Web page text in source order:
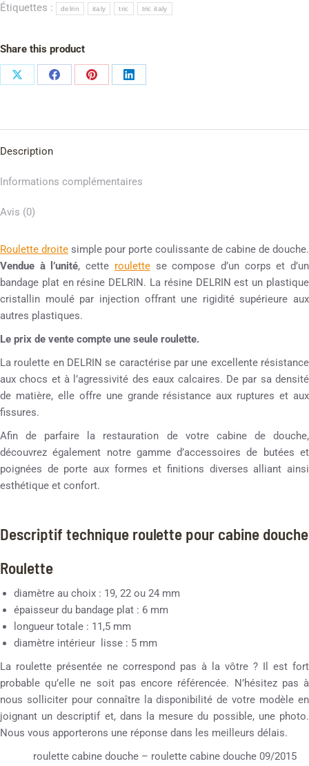
Étiquettes :
delrin italy tric tric italy
Share this product
Description
Informations complémentaires
Avis (0)
Roulette droite simple pour porte coulissante de cabine de douche.
Vendue à l’unité, cette roulettese compose d’un corps et d’un
bandage plat en résine DELRIN. La résine DELRIN est un plastique
cristallin moulé par injection offrant une rigidité supérieure aux
autres plastiques.
Le prix de vente compte une seule roulette.
La roulette en DELRIN se caractérise par une excellente résistance
aux chocs et à l’agressivité des eaux calcaires. De par sa densité
de matière, elle offre une grande résistance aux ruptures et aux
fissures.
Afin de parfaire la restauration de votre cabine de douche,
découvrez également notre gamme d’accessoires de butées et
poignées de porte aux formes et finitions diverses alliant ainsi
esthétique et confort.
Descriptif technique roulette pour cabine douche
Roulette
diamètre au choix : 19, 22 ou 24 mm
épaisseur du bandage plat : 6 mm
longueur totale : 11,5 mm
diamètre intérieur lisse : 5 mm
La roulette présentée ne correspond pas à la vôtre ? Il est fort
probable qu’elle ne soit pas encore référencée. N’hésitez pas à
nous solliciter pour connaître la disponibilité de votre modèle en
joignant un descriptif et, dans la mesure du possible, une photo.
Nous vous apporterons une réponse dans les meilleurs délais.
roulette cabine douche – roulette cabine douche 09/2015